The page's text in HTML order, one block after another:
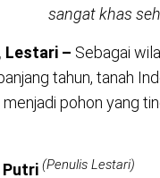
sangat khas
Lestari – Sebagai
tahun, tanah
pohon yang
Putri (Penulis Lestari)